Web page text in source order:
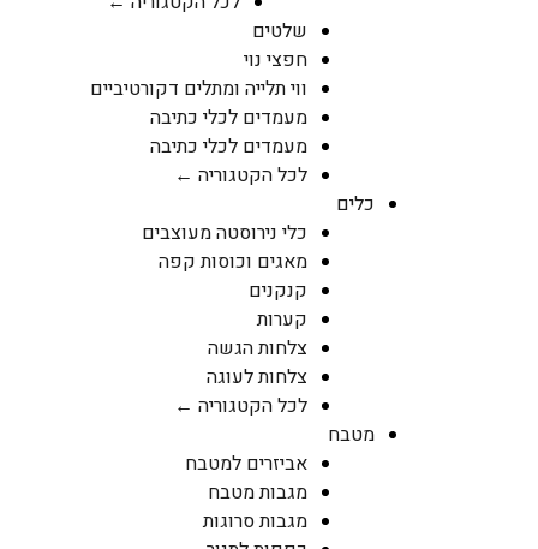
שלטים
חפצי נוי
ווי תלייה ומתלים דקורטיביים
מעמדים לכלי כתיבה
מעמדים לכלי כתיבה
לכל הקטגוריה ←
כלים
כלי נירוסטה מעוצבים
מאגים וכוסות קפה
קנקנים
קערות
צלחות הגשה
צלחות לעוגה
לכל הקטגוריה ←
מטבח
אביזרים למטבח
מגבות מטבח
מגבות סרוגות